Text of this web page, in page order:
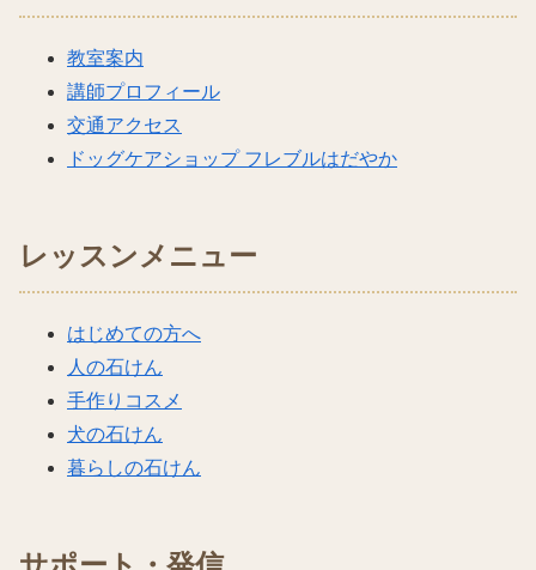
教室案内
講師プロフィール
交通アクセス
ドッグケアショップ フレブルはだやか
レッスンメニュー
はじめての方へ
人の石けん
手作りコスメ
犬の石けん
暮らしの石けん